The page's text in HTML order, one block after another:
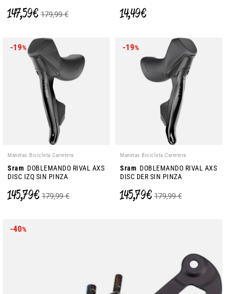
147,59 € 179,99 € 14,49 €
-19%
Manetas Bicicleta Carretera
Sram DOBLEMANDO RIVAL AXS
DISC IZQ SIN PINZA
145,79 € 179,99 €
-19%
Manetas Bicicleta Carretera
Sram DOBLEMANDO RIVAL AXS
DISC DER SIN PINZA
145,79 € 179,99 €
-40%